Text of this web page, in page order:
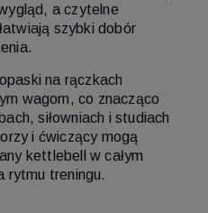
a czytelne
szybki dobór
na rączkach
wagom, co znacząco
siłowniach i studiach
i ćwiczący mogą
kettlebell w całym
rytmu treningu.